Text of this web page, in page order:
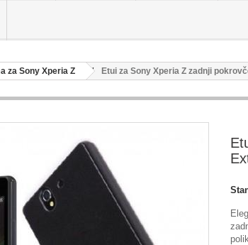
za Sony Xperia Z Etui za Sony Xperia Z zadnji